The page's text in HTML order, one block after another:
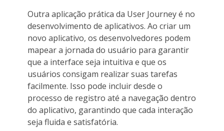
Outra aplicação prática da User Journey é no
desenvolvimento de aplicativos. Ao criar um
novo aplicativo, os desenvolvedores podem
mapear a jornada do usuário para garantir
que a interface seja intuitiva e que os
usuários consigam realizar suas tarefas
facilmente. Isso pode incluir desde o
processo de registro até a navegação dentro
do aplicativo, garantindo que cada interação
seja fluida e satisfatória.